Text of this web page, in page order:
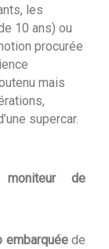
, les
10 ans) ou
procurée
mais
supercar.
de
embarquéede